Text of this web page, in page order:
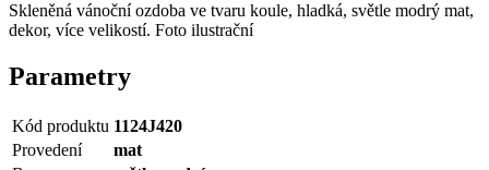
Skleněná vánoční ozdoba ve tvaru koule, hladká, světle modrý mat,
dekor, více velikostí. Foto ilustrační
Parametry
Kód produktu 1124J420
Provedení
mat